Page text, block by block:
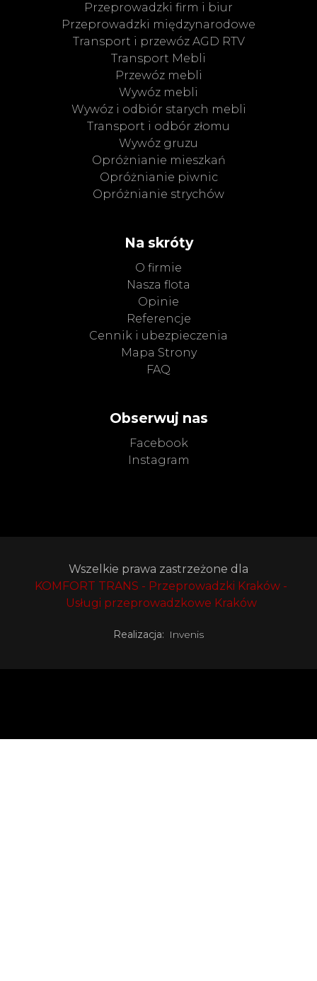
Przeprowadzki firm i biur
Przeprowadzki międzynarodowe
Transport i przewóz AGD RTV
Transport Mebli
Przewóz mebli
Wywóz mebli
Wywóz i odbiór starych mebli
Transport i odbór złomu
Wywóz gruzu
Opróżnianie mieszkań
Opróżnianie piwnic
Opróżnianie strychów
Na skróty
O firmie
Nasza flota
Opinie
Referencje
Cennik i ubezpieczenia
Mapa Strony
FAQ
Obserwuj nas
Facebook
Instagram
Wszelkie prawa zastrzeżone dla
KOMFORT TRANS - Przeprowadzki Kraków -
Usługi przeprowadzkowe Kraków
Realizacja: Invenis